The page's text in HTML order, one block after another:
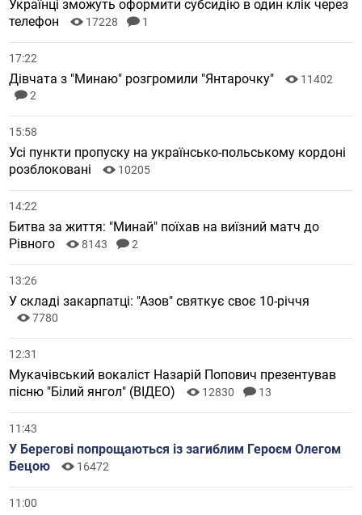
Українці зможуть оформити субсидію в один клік через
телефон
17228 1
17:22
Дівчата з "Минаю" розгромили "Янтарочку"
11402
2
15:58
Усі пункти пропуску на українсько-польському кордоні
розблоковані
10205
14:22
Битва за життя: "Минай" поїхав на виїзний матч до
Рівного
8143 2
13:26
У складі закарпатці: "Азов" святкує своє 10-річчя
7780
12:31
Мукачівський вокаліст Назарій Попович презентував
пісню "Білий янгол" (ВІДЕО)
12830 13
11:43
У Берегові попрощаються із загиблим Героєм Олегом
Бецою
16472
11:00